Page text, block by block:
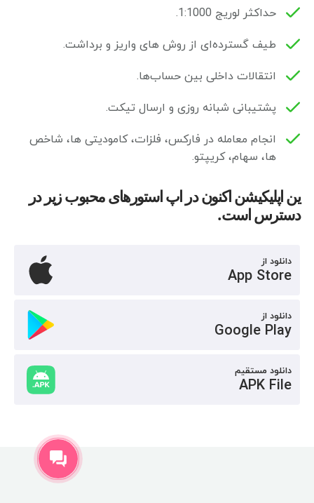
حداکثر لوریج 1:1000.
طیف گسترده‌ای از روش های واریز و برداشت.
انتقالات داخلی بین حساب‌ها.
پشتیبانی شبانه روزی و ارسال تیکت.
انجام معامله در فارکس، فلزات، کامودیتی ها، شاخص
ها، سهام، کریپتو.
ین اپلیکیشن اکنون در اپ استورهای محبوب زیر در
دسترس است.
دانلود از
App Store
دانلود از
Google Play
دانلود مستقیم
APK File